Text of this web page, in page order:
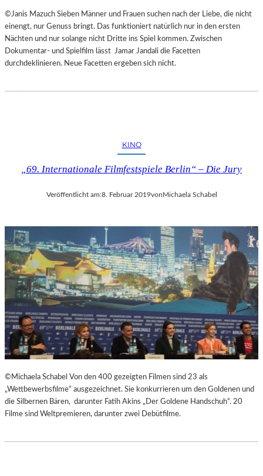
©Janis Mazuch Sieben Männer und Frauen suchen nach der Liebe, die nicht
einengt, nur Genuss bringt. Das funktioniert natürlich nur in den ersten
Nächten und nur solange nicht Dritte ins Spiel kommen. Zwischen
Dokumentar- und Spielfilm lässt Jamar Jandali die Facetten
durchdeklinieren. Neue Facetten ergeben sich nicht.
KINO
„69. Internationale Filmfestspiele Berlin“ – Die Jury
Veröffentlicht am:8. Februar 2019vonMichaela Schabel
©Michaela Schabel Von den 400 gezeigten Filmen sind 23 als
„Wettbewerbsfilme“ ausgezeichnet. Sie konkurrieren um den Goldenen und
die Silbernen Bären, darunter Fatih Akins „Der Goldene Handschuh“. 20
Filme sind Weltpremieren, darunter zwei Debütfilme.